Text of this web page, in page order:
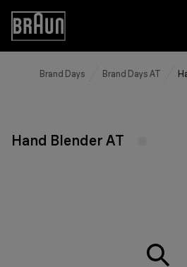
Skip
Content
Accessibility
Statement
Brand Days Brand Days AT
Hand Blender AT